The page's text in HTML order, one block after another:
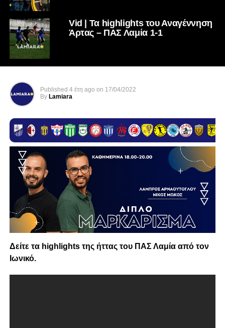
Vid | Τα highlights του Αναγέννηση
Άρτας – ΠΑΣ Λαμία 1-1
Published 4 έτη ago on 17/04/2022
By Lamiara
Δείτε τα highlights της ήττας του ΠΑΣ Λαμία από τον
Ιωνικό.